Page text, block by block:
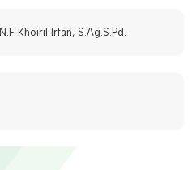
N.F Khoiril Irfan, S.Ag.S.Pd.